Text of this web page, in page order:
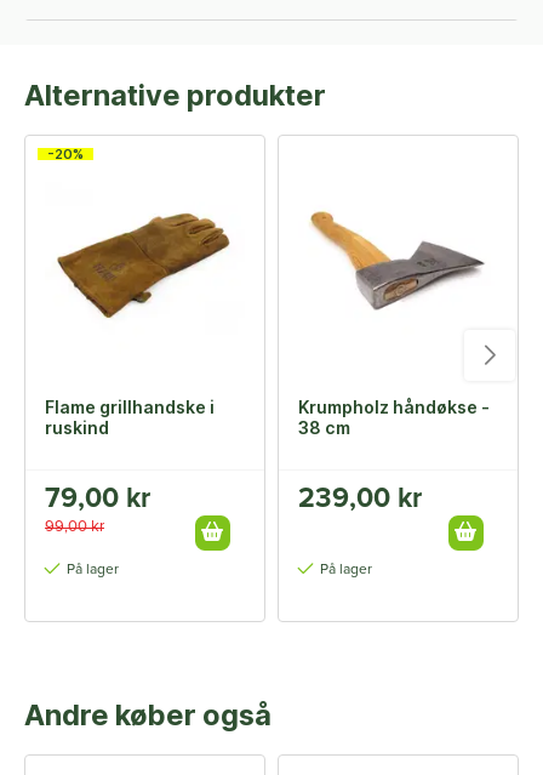
Alternative produkter
-20%
Flame grillhandske i
ruskind
79,00 kr
99,00 kr
På lager
Krumpholz håndøkse -
38 cm
239,00 kr
På lager
Andre køber også